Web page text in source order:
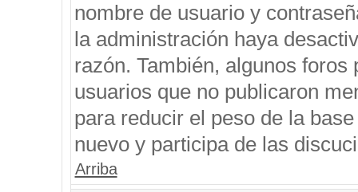
nombre de usuario y
la administración haya
razón. También, algunos
usuarios que no publicaron
para reducir el peso de la
nuevo y participa de las
Arriba